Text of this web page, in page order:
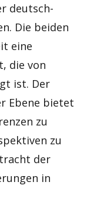
deutsch-
Die beiden
eine
die von
ist. Der
Ebene bietet
zu
zu
der
in